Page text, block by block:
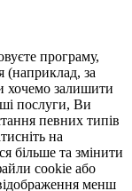
програму,
(наприклад, за
хочемо залишити
послуги, Ви
певних типів
на
більше та змінити
cookie або
менш